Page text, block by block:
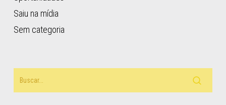
Saiu na mídia
Sem categoria